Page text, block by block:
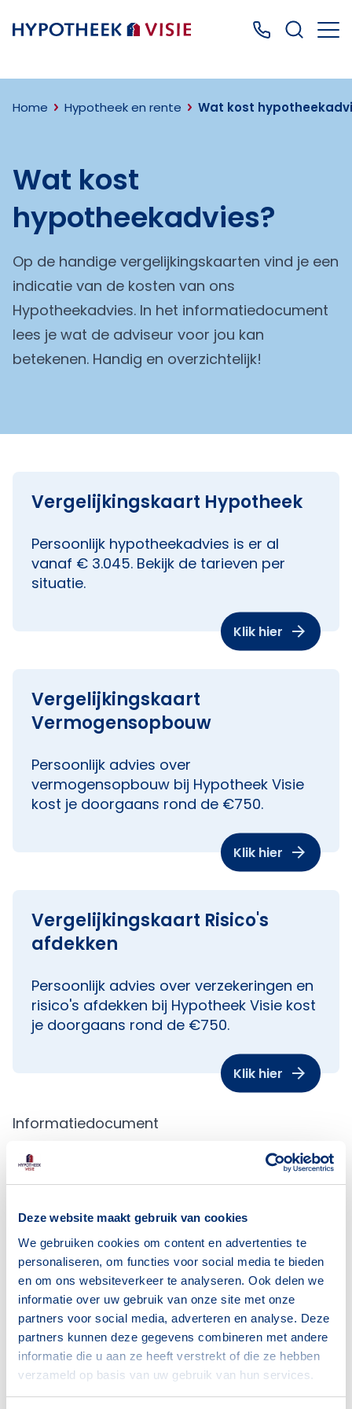
Deze website maakt gebruik van cookies
We gebruiken cookies om content en advertenties te
personaliseren, om functies voor social media te bieden
en om ons websiteverkeer te analyseren. Ook delen we
informatie over uw gebruik van onze site met onze
partners voor social media, adverteren en analyse. Deze
partners kunnen deze gegevens combineren met andere
informatie die u aan ze heeft verstrekt of die ze hebben
verzameld op basis van uw gebruik van hun services.
Terug naar home Bel ons: 0499
Home Hypotheek en rente Wat kost
Wat kost
hypotheekadvies?
Op de handige vergelijkingskaarten vind je een
indicatie van de kosten van ons
Hypotheekadvies. In het informatiedocument
lees je wat de adviseur voor jou kan
betekenen. Handig en overzichtelijk!
Vergelijkingskaart Hypotheek
Persoonlijk hypotheekadvies is er al
vanaf € 3.045. Bekijk de tarieven per
situatie.
Klik hier
Vergelijkingskaart
Vermogensopbouw
Persoonlijk advies over
vermogensopbouw bij Hypotheek Visie
kost je doorgaans rond de €750.
Klik hier
Vergelijkingskaart Risico's
afdekken
Persoonlijk advies over verzekeringen en
risico's afdekken bij Hypotheek Visie kost
je doorgaans rond de €750.
Klik hier
Informatiedocument
dienstverlening? Bekijk ons
Geïnteresseerd in één van onze
producten?
Klik hier!